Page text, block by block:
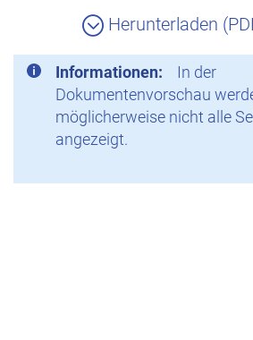
Herunterladen
Informationen:
In der
Dokumentenvorschau
möglicherweise nicht alle
angezeigt.